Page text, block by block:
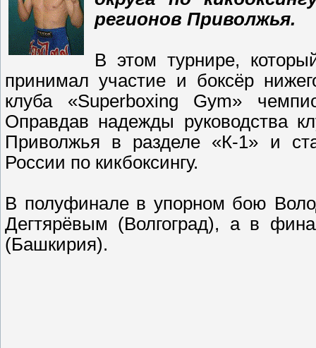
регионов Приволжья.
В этом турнире,
принимал участие и боксёр
клуба «Superboxing Gym»
Оправдав надежды руководства
Приволжья в разделе «К-1» и
России по кикбоксингу.
В полуфинале в упорном бою
Дегтярёвым (Волгоград), а в
(Башкирия).